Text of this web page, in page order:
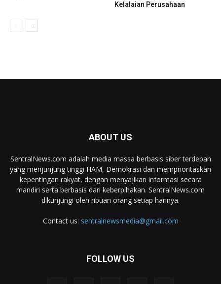
Kelalaian Perusahaan
ABOUT US
SentralNews.com adalah media massa berbasis siber terdepan
yang menjunjung tinggi HAM, Demokrasi dan memprioritaskan
kepentingan rakyat, dengan menyajikan informasi secara
mandiri serta berbasis dari keberpihakan. SentralNews.com
dikunjungi oleh ribuan orang setiap harinya.
Contact us: sentralnewsmedia@gmail.com
FOLLOW US